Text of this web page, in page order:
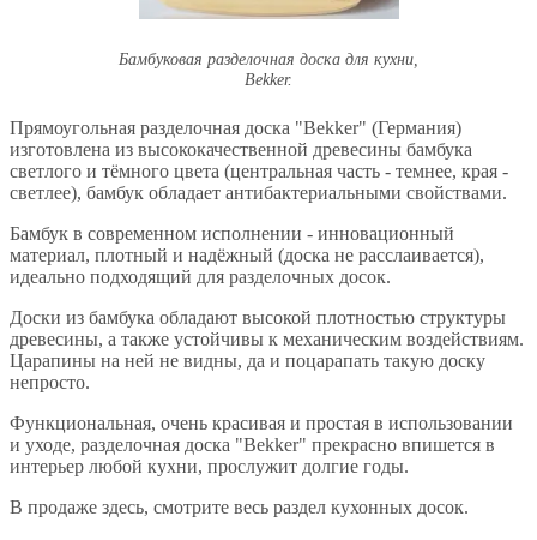
Бамбуковая разделочная доска для кухни,
Bekker.
Прямоугольная разделочная доска "Bekker" (Германия)
изготовлена из высококачественной древесины бамбука
светлого и тёмного цвета (центральная часть - темнее, края -
светлее), бамбук обладает антибактериальными свойствами.
Бамбук в современном исполнении - инновационный
материал, плотный и надёжный (доска не расслаивается),
идеально подходящий для разделочных досок.
Доски из бамбука обладают высокой плотностью структуры
древесины, а также устойчивы к механическим воздействиям.
Царапины на ней не видны, да и поцарапать такую доску
непросто.
Функциональная, очень красивая и простая в использовании
и уходе, разделочная доска "Bekker" прекрасно впишется в
интерьер любой кухни, прослужит долгие годы.
В продаже здесь, смотрите весь раздел кухонных досок.